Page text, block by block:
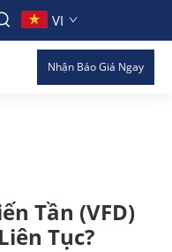
VI
Nhận Báo Giá Ngay
Tần (VFD)
Tục?